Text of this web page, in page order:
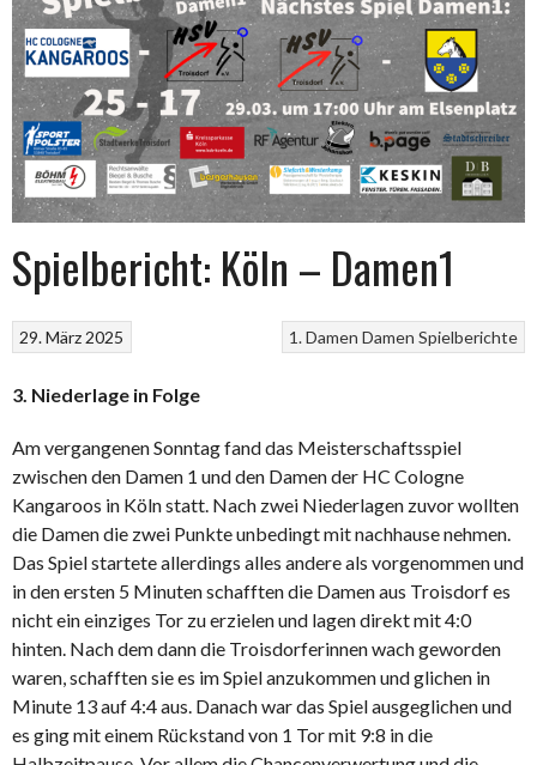
Spielbericht: Köln – Damen1
1. Damen Damen Spielberichte
29. März 2025
3. Niederlage in Folge
Am vergangenen Sonntag fand das Meisterschaftsspiel
zwischen den Damen 1 und den Damen der HC Cologne
Kangaroos in Köln statt. Nach zwei Niederlagen zuvor wollten
die Damen die zwei Punkte unbedingt mit nachhause nehmen.
Das Spiel startete allerdings alles andere als vorgenommen und
in den ersten 5 Minuten schafften die Damen aus Troisdorf es
nicht ein einziges Tor zu erzielen und lagen direkt mit 4:0
hinten. Nach dem dann die Troisdorferinnen wach geworden
waren, schafften sie es im Spiel anzukommen und glichen in
Minute 13 auf 4:4 aus. Danach war das Spiel ausgeglichen und
es ging mit einem Rückstand von 1 Tor mit 9:8 in die